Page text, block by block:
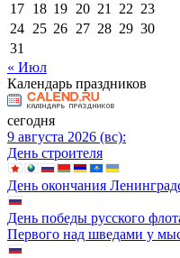
17 18 19 20 21 22 23
24 25 26 27 28 29 30
31
« Июл
Календарь праздников
сегодня
9 августа 2026 (вс):
День строителя
День окончания
День победы русского
Первого над шведами у